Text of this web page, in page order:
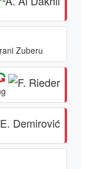
Zuberu